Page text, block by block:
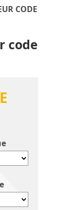
CODE
code